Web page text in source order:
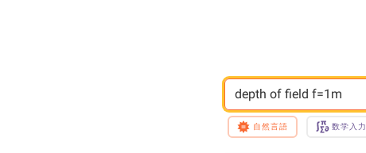
depth of field f=1m
自然言語 数学入力